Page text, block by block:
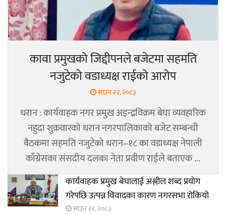
कावा प्रमुखको जिद्दीपनले बजेटमा सहमति
नजुटेको वडाध्यक्ष राईको आरोप
साउन २२, २०८३
धरान : कार्यवाहक नगर प्रमुख अइन्द्रविक्रम बेघा व्यवहारिक
नहुदा शुक्रवारको धरान नगरपालिकाको बजेट सम्बन्धी
बैठकमा सहमति नजुटेको धरान–१८ का वडाध्यक्ष नेपाली
काँग्रेसका संसदीय दलका नेता प्रवीण राईले बताएक ...
कार्यवाहक प्रमुख बेघालाई अश्लील शब्द प्रयोग
गरेपछि उत्पन्न विवादका कारण नगरसभा रोकियो
साउन २२, २०८३